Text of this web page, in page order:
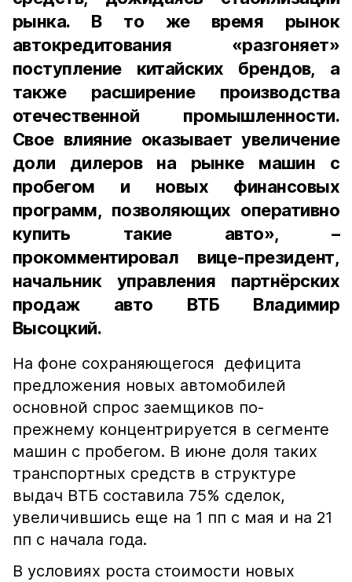
рынка. В то же время рынок
автокредитования «разгоняет»
поступление китайских брендов, а
также расширение производства
отечественной промышленности.
Свое влияние оказывает увеличение
доли дилеров на рынке машин с
пробегом и новых финансовых
программ, позволяющих оперативно
купить такие авто», –
прокомментировал вице-президент,
начальник управления партнёрских
продаж авто ВТБ Владимир
Высоцкий.
На фоне сохраняющегося дефицита
предложения новых автомобилей
основной спрос заемщиков по-
прежнему концентрируется в сегменте
машин с пробегом. В июне доля таких
транспортных средств в структуре
выдач ВТБ составила 75% сделок,
увеличившись еще на 1 пп с мая и на 21
пп с начала года.
В условиях роста стоимости новых